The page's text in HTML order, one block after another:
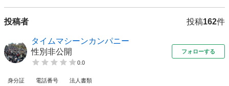
投稿者 投稿162件
タイムマシーンカンパニー
性別非公開
0.0
フォローする
身分証 電話番号 法人書類